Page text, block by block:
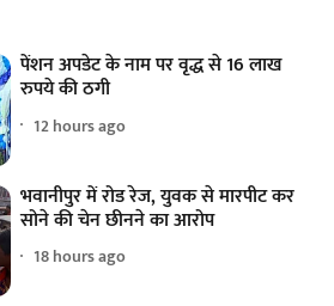
पेंशन अपडेट के नाम पर वृद्ध से 16 लाख
रुपये की ठगी
12 hours ago
भवानीपुर में रोड रेज, युवक से मारपीट कर
सोने की चेन छीनने का आरोप
18 hours ago